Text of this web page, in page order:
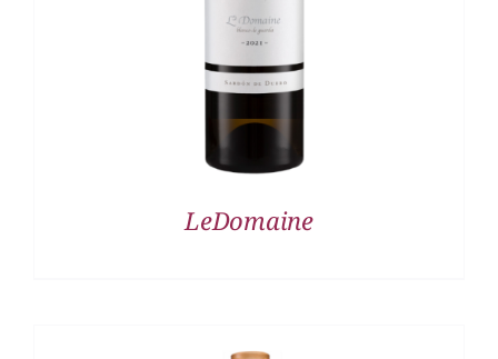
LeDomaine